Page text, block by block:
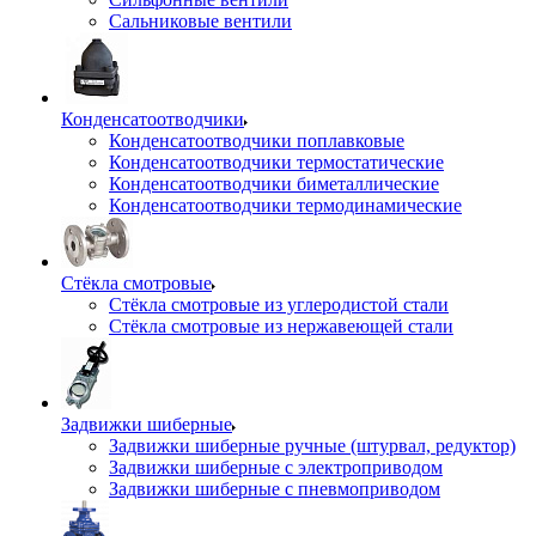
Сальниковые вентили
Конденсатоотводчики
Конденсатоотводчики поплавковые
Конденсатоотводчики термостатические
Конденсатоотводчики биметаллические
Конденсатоотводчики термодинамические
Стёкла смотровые
Стёкла смотровые из углеродистой стали
Стёкла смотровые из нержавеющей стали
Задвижки шиберные
Задвижки шиберные ручные (штурвал, редуктор)
Задвижки шиберные с электроприводом
Задвижки шиберные с пневмоприводом